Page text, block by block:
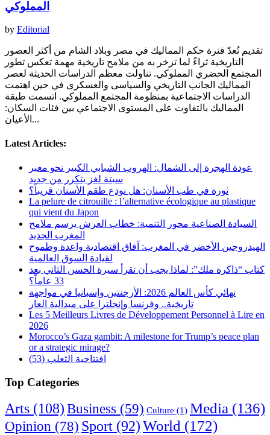
المملوكي
by Editorial
تقديم تُعدّ فترة حكم المماليك في مصر وبلاد الشام من أكثر العصور
التاريخية ثراءً لما تزخر به من ملامح تاريخية مهمة تعكس تطور
المجتمع الحضري المملوكي. تناولت معظم الدراسات الحدیثة لعصر
المماليك الجانب التاريخي والسیاسی والعسكری في حين اهتمت
الدراسات الاجتماعية بمنظومة المجتمع المملوكي. اتسمت طبقة
المماليك بالتفاوت على المستوى الاجتماعي بين فئات السكان:
الأعيان...
Latest Articles:
عودة الهجرة إلى الشمال: الهروب الشبابي الكبير نحو معبر
سبتة لغز يتكرر من جديد
ثورة في طب الأسنان: هل نودع طقم الأسنان قريباً؟
La pelure de citrouille : l’alternative écologique au plastique
qui vient du Japon
السيادة الصناعية محور التنمية: خطاب العرش يرسم ملامح
المغرب الجديد
الهيدروجين الأخضر في المغرب: آفاق اقتصادية واعدة وطموح
لقيادة السوق العالمية
كتاب “ذاكرة ملك”: لماذا يجب أن تقرأ سيرة الحسن الثاني بعد
33 عاماً؟
نهائي كأس العالم 2026: الأرجنتين وإسبانيا في مواجهة
تاريخية.. وفرنسا وإنجلترا على ميدالية العار
Les 5 Meilleurs Livres de Développement Personnel à Lire en
2026
Morocco’s Gaza gambit: A milestone for Trump’s peace plan
or a strategic mirage?
افتتاحية الثعلب (53)
Top Categories
Arts (108) Business (59) Culture (1) Media (136)
Opinion (78) Sport (92)World (172)